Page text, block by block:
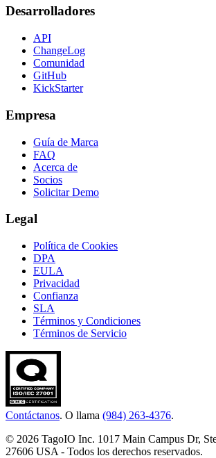
Desarrolladores
API
ChangeLog
Comunidad
GitHub
KickStarter
Empresa
Guía de Marca
FAQ
Acerca de
Socios
Solicitar Demo
Legal
Política de Cookies
DPA
EULA
Privacidad
Confianza
SLA
Términos y Condiciones
Términos de Servicio
Contáctanos. O llama (984) 263-4376.
© 2026 TagoIO Inc. 1017 Main Campus Dr,
27606 USA - Todos los derechos reservados.